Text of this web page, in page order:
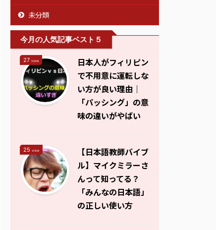
未分類
今月の人気記事ベスト５
27 view
日本人がフィリピン
で不用意に運転しな
い方が良い理由｜
「パッシング」の意
味の違いがやばい
25 view
【日本語教師バイブ
ル】マイクミラーさ
んって知ってる？
「みんなの日本語」
の正しい使い方